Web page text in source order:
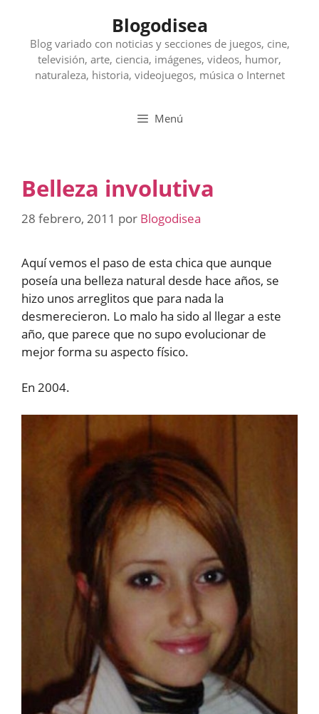
contenido
Blogodisea
Blog variado con noticias y secciones de juegos, cine,
televisión, arte, ciencia, imágenes, videos, humor,
naturaleza, historia, videojuegos, música o Internet
Menú
Belleza involutiva
28 febrero, 2011 por Blogodisea
Aquí vemos el paso de esta chica que aunque
poseía una belleza natural desde hace años, se
hizo unos arreglitos que para nada la
desmerecieron. Lo malo ha sido al llegar a este
año, que parece que no supo evolucionar de
mejor forma su aspecto físico.
En 2004.